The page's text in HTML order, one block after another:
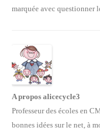
marquée avec questionner
A propos alicecycle3
Professeur des écoles en
bonnes idées sur le net, à